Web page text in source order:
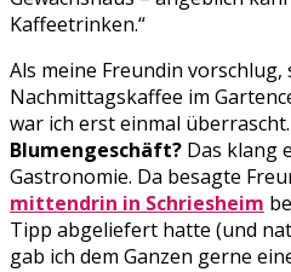
Kaffeetrinken.“
Als meine Freundin vorschlug,
Nachmittagskaffee im
war ich erst einmal überrascht.
Blumengeschäft? Das klang
Gastronomie. Da besagte
mittendrin in Schriesheim
Tipp abgeliefert hatte (und
gab ich dem Ganzen gerne